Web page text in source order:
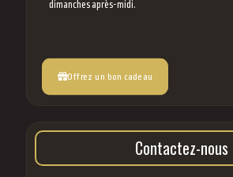
dimanches après-midi.
Offrez un bon cadeau
Contactez-nous